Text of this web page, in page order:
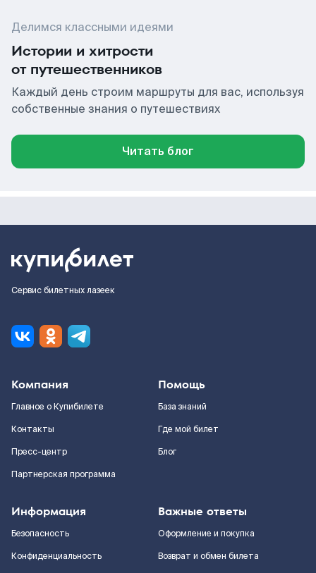
Делимся классными идеями
Истории и хитрости
от путешественников
Каждый день строим маршруты для вас, используя
собственные знания о путешествиях
Читать блог
Сервис билетных лазеек
Компания
Главное о Купибилете
Контакты
Пресс-центр
Партнерская программа
Помощь
База знаний
Где мой билет
Блог
Информация
Безопасность
Конфиденциальность
Важные ответы
Оформление и покупка
Возврат и обмен билета